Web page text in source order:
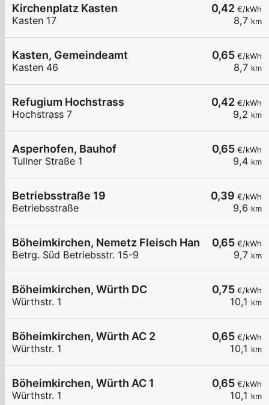
0,42 €/kWh
8,7 km
Kirchenplatz Kasten
Kasten 17
0,65 €/kWh
8,7 km
Kasten, Gemeindeamt
Kasten 46
0,42 €/kWh
9,2 km
Refugium Hochstrass
Hochstrass 7
0,65 €/kWh
9,4 km
Asperhofen, Bauhof
Tullner Straße 1
0,39 €/kWh
9,6 km
Betriebsstraße 19
Betriebsstraße
0,65 €/kWh
9,7 km
Böheimkirchen, Nemetz Fleisch HandelsgesmbH
Betrg. Süd Betriebsstr. 15-9
0,75 €/kWh
10,1 km
Böheimkirchen, Würth DC
Würthstr. 1
0,65 €/kWh
10,1 km
Böheimkirchen, Würth AC 2
Würthstr. 1
0,65 €/kWh
10,1 km
Böheimkirchen, Würth AC 1
Würthstr. 1